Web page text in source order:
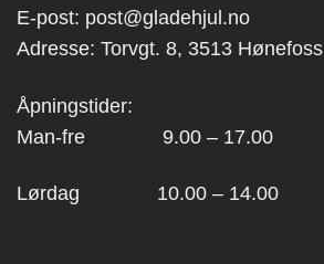
E-post: post@gladehjul.no
Adresse: Torvgt. 8, 3513 Hønefoss
Åpningstider:
Man-fre 9.00 – 17.00
Lørdag 10.00 – 14.00